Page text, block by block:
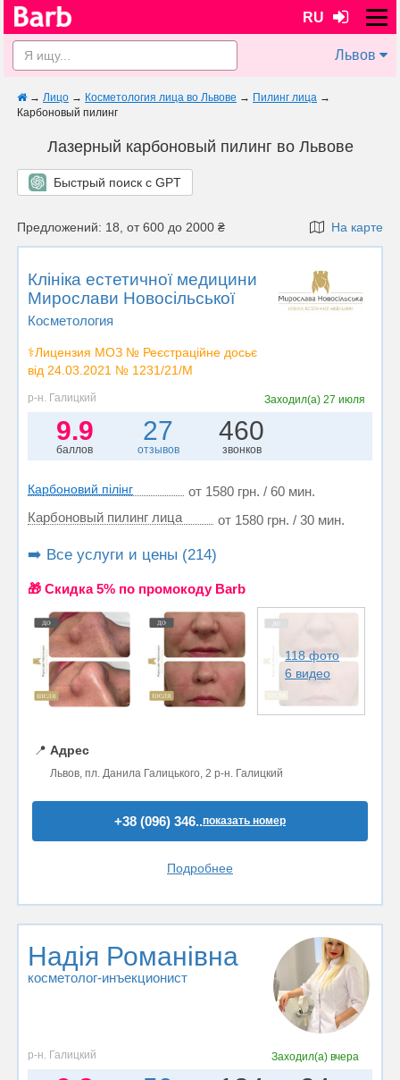
RU
Львов
→ Лицо → Косметология лица во Львове → Пилинг лица →
Карбоновый пилинг
Лазерный карбоновый пилинг во Львове
Быстрый поиск с GPT
Предложений: 18, от 600 до 2000 ₴ На карте
Клініка естетичної медицини
Мирослави Новосільської
Косметология
⚕️Лицензия МОЗ № Реєстраційне досьє
від 24.03.2021 № 1231/21/М
р-н. Галицкий Заходил(а)27 июля
9.9
баллов
27
отзывов
460
звонков
Карбоновий пілінг
от 1580 грн. / 60 мин.
Карбоновый пилинг лица
от 1580 грн. / 30 мин.
➡️ Все услуги и цены (214)
🎁 Cкидка 5% по промокоду Barb
118 фото
6 видео
📍 Адрес
Львов, пл. Данила Галицького, 2 р-н. Галицкий
+38 (096) 346..показать номер
Подробнее
Надія Романівна
косметолог-инъекционист
р-н. Галицкий Заходил(а) вчера